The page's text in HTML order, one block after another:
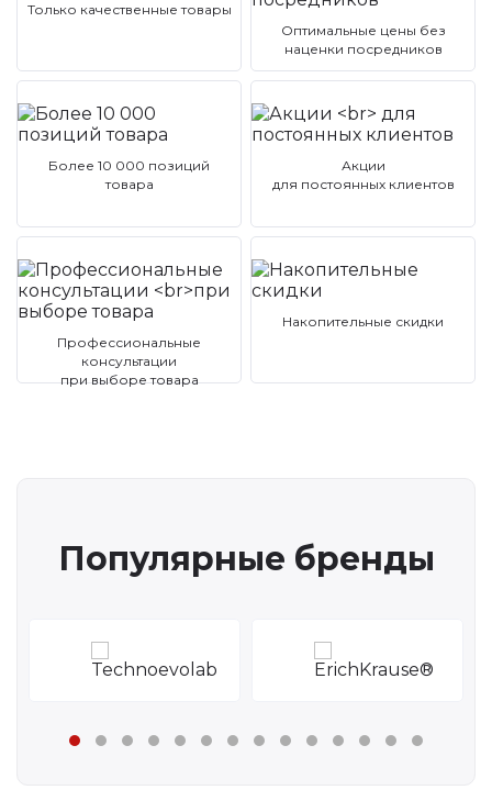
Только качественные товары
Оптимальные цены без
наценки посредников
Более 10 000 позиций
товара
Акции
для постоянных клиентов
Профессиональные
консультации
при выборе товара
Накопительные скидки
Популярные бренды